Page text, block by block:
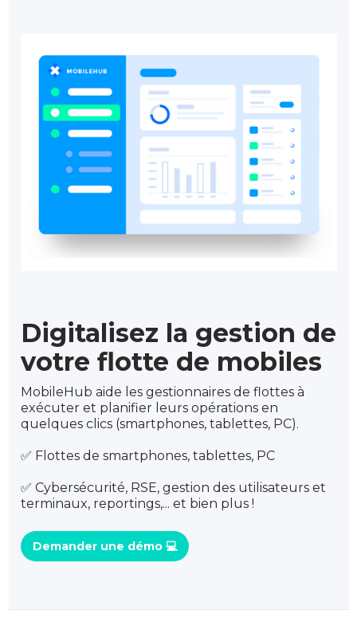
Digitalisez la gestion de
votre flotte de mobiles
MobileHub aide les gestionnaires de flottes à
exécuter et planifier leurs opérations en
quelques clics (smartphones, tablettes, PC).
✅ Flottes de smartphones, tablettes, PC
✅ Cybersécurité, RSE, gestion des utilisateurs et
terminaux, reportings,... et bien plus !
Demander une démo 💻